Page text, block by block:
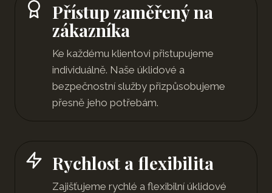
Přístup zaměřený na
zákazníka
Ke každému klientovi přistupujeme
individuálně. Naše úklidové a
bezpečnostní služby přizpůsobujeme
přesně jeho potřebám.
Rychlost a flexibilita
Zajišťujeme rychlé a flexibilní úklidové